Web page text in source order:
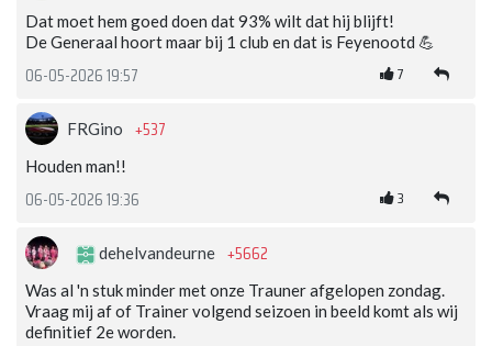
Dat moet hem goed doen dat 93% wilt dat hij blijft!
De Generaal hoort maar bij 1 club en dat is Feyenootd 💪
06-05-2026 19:57 7
FRGino +537
Houden man!!
06-05-2026 19:36 3
dehelvandeurne +5662
Was al 'n stuk minder met onze Trauner afgelopen zondag.
Vraag mij af of Trainer volgend seizoen in beeld komt als wij
definitief 2e worden.